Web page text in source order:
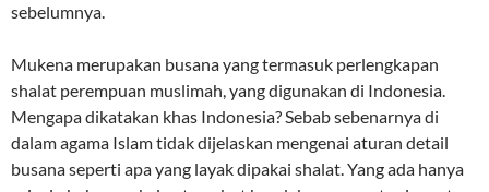
sebelumnya.
Mukena merupakan busana yang termasuk perlengkapan
shalat perempuan muslimah, yang digunakan di Indonesia.
Mengapa dikatakan khas Indonesia? Sebab sebenarnya di
dalam agama Islam tidak dijelaskan mengenai aturan detail
busana seperti apa yang layak dipakai shalat. Yang ada hanya